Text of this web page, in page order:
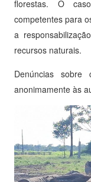
florestas. O
competentes para
a
recursos naturais.
Denúncias sobre
anonimamente às